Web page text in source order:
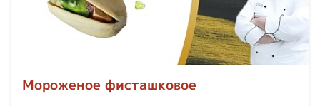
Мороженое фисташковое